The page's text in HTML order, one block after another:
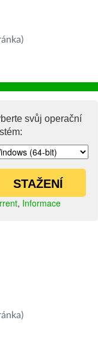
svůj operační
STAŽENÍ
, Informace